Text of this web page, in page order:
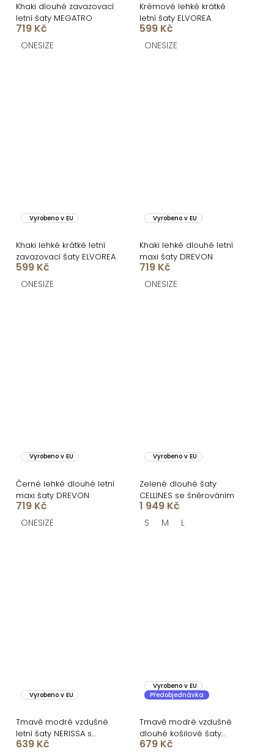
Khaki dlouhé zavazovací
letní šaty MEGATRO
719 Kč
ONESIZE
Krémové lehké krátké
letní šaty ELVOREA
599 Kč
ONESIZE
Vyrobeno v EU
Khaki lehké krátké letní
zavazovací šaty ELVOREA
599 Kč
ONESIZE
Vyrobeno v EU
Khaki lehké dlouhé letní
maxi šaty DREVON
719 Kč
ONESIZE
Vyrobeno v EU
Černé lehké dlouhé letní
maxi šaty DREVON
719 Kč
ONESIZE
Vyrobeno v EU
Zelené dlouhé šaty
CELLINES se šněrováním
1 949 Kč
S M L
Vyrobeno v EU
Tmavě modré vzdušné
letní šaty NERISSA s
páskem
639 Kč
Vyrobeno v EU
Předobjednávka
Tmavě modré vzdušné
dlouhé košilové šaty
GALORIA s páskem
679 Kč